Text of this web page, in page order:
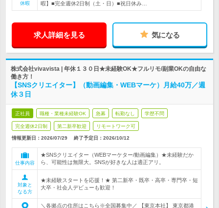
休暇
暇】■完全週休2日制（土・日）■祝日休み…
求人詳細を見る 気になる
株式会社vivavista | 年休１３０日★未経験OK★フルリモ/副業OKの自由な
働き方！
【SNSクリエイター】（動画編集・WEBマーケ）月給40万／週
休３日
正社員 職種・業種未経験OK 急募 転勤なし 学歴不問
完全週休2日制 第二新卒歓迎 リモートワーク可
情報更新日：2026/07/29 終了予定日： 2026/10/12
仕事内容
★SNSクリエイター（WEBマーケター/動画編集）★未経験だか
ら、可能性は無限大。SNSが好きな人は適正アリ。
対象と
なる方
★未経験スタートを応援！★ 第二新卒・既卒・高卒・専門卒・短
大卒・社会人デビューも歓迎！
＼各拠点の住所はこちら※全国募集中／ 【東京本社】 東京都港